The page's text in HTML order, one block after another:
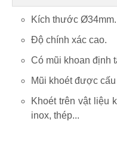
Kích thước Ø34mm.
Độ chính xác cao.
Có mũi khoan định
Mũi khoét được
Khoét trên vật liệu
inox, thép...